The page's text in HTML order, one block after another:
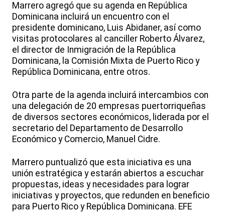
Marrero agregó que su agenda en República
Dominicana incluirá un encuentro con el
presidente dominicano, Luis Abidaner, así como
visitas protocolares al canciller Roberto Álvarez,
el director de Inmigración de la República
Dominicana, la Comisión Mixta de Puerto Rico y
República Dominicana, entre otros.
Otra parte de la agenda incluirá intercambios con
una delegación de 20 empresas puertorriqueñas
de diversos sectores económicos, liderada por el
secretario del Departamento de Desarrollo
Económico y Comercio, Manuel Cidre.
Marrero puntualizó que esta iniciativa es una
unión estratégica y estarán abiertos a escuchar
propuestas, ideas y necesidades para lograr
iniciativas y proyectos, que redunden en beneficio
para Puerto Rico y República Dominicana. EFE